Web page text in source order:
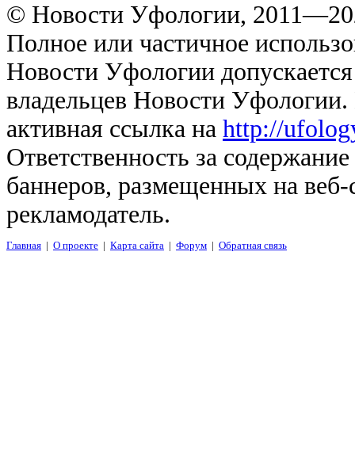
© Новости Уфологии,
Полное или частичное
Новости Уфологии
владельцев Новости
активная ссылка на http://
Ответственность за
баннеров, размещенных на
рекламодатель.
Главная | О проекте | Карта сайта | Форум | Обратная связь